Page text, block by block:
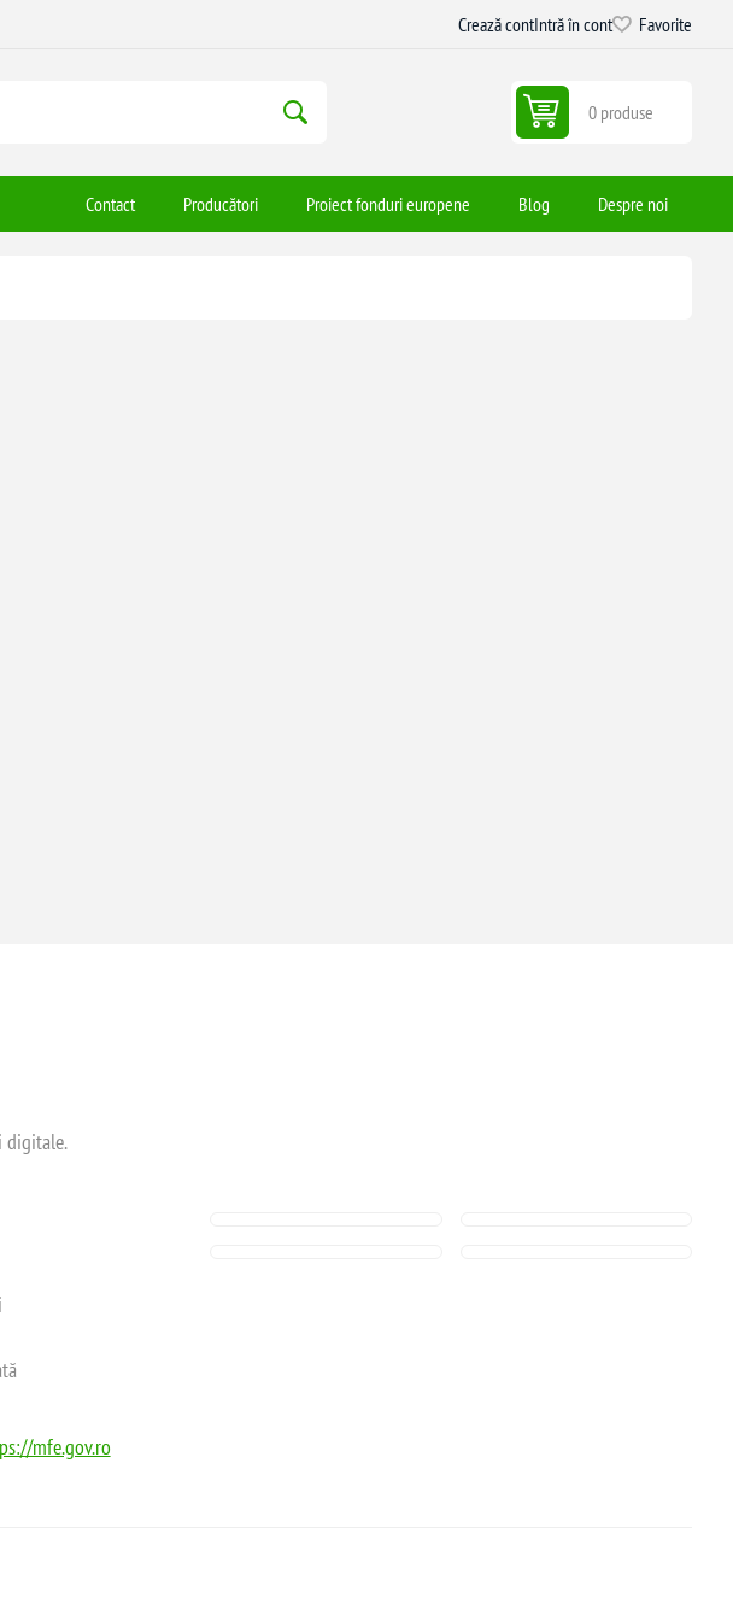
Crează contIntră în cont Favorite
0 produse
Contact Producători Proiect fonduri europene Blog Despre noi
digitale.
mfe.gov.ro